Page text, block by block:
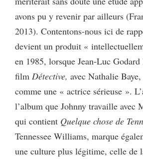
avons pu y revenir par ailleurs
2013). Contentons-nous ici de
devient un produit «
en 1985, lorsque Jean-Luc Godard
film Détective, avec Nathalie
comme une « actrice sérieuse ».
l’album que Johnny travaille avec
qui contient Quelque chose de
Tennessee Williams, marque
une culture plus légitime, celle de